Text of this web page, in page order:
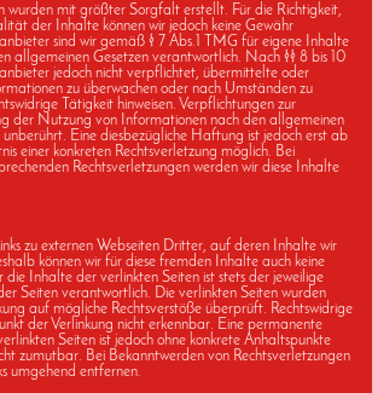
wurden mit größter Sorgfalt erstellt. Für die Richtigkeit,
der Inhalte können wir jedoch keine Gewähr
sind wir gemäß § 7 Abs.1 TMG für eigene Inhalte
allgemeinen Gesetzen verantwortlich. Nach §§ 8 bis 10
jedoch nicht verpflichtet, übermittelte oder
zu überwachen oder nach Umständen zu
Tätigkeit hinweisen. Verpflichtungen zur
der Nutzung von Informationen nach den allgemeinen
Eine diesbezügliche Haftung ist jedoch erst ab
einer konkreten Rechtsverletzung möglich. Bei
Rechtsverletzungen werden wir diese Inhalte
zu externen Webseiten Dritter, auf deren Inhalte wir
können wir für diese fremden Inhalte auch keine
die Inhalte der verlinkten Seiten ist stets der jeweilige
Seiten verantwortlich. Die verlinkten Seiten wurden
auf mögliche Rechtsverstöße überprüft. Rechtswidrige
der Verlinkung nicht erkennbar. Eine permanente
Seiten ist jedoch ohne konkrete Anhaltspunkte
zumutbar. Bei Bekanntwerden von Rechtsverletzungen
umgehend entfernen.